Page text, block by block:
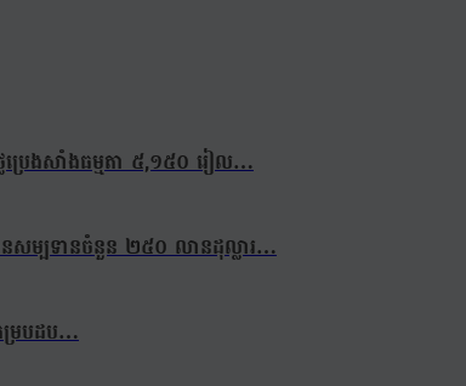
ៃប្រេងសាំងធម្មតា ៥,១៥០ រៀល…
នសម្បទានចំនួន ២៥០ លានដុល្លារ…
ម្របដប…